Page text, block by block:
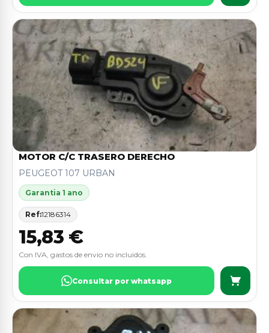
MOTOR C/C TRASERO DERECHO
PEUGEOT 107 URBAN
Garantia 1 ano
Ref:12186314
15,83 €
Con IVA, gastos de envio no incluidos.
Consultar por whatsapp